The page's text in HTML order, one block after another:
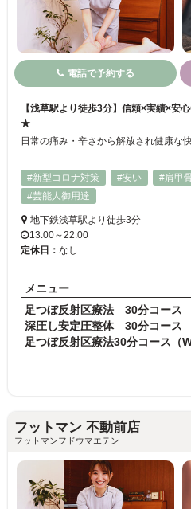
電話で予約する
【浅草駅より徒歩3分】信頼×実績×安
★
#新型コロナ対策
#安い #肩甲
#芸能人御用達
地下鉄浅草駅より徒歩3分
13:00～22:00
定休日： なし
メニュー
足つぼ反射区療法 30分コース
深圧し安定圧整体 30分コース
フットマン 不動前店
フットマンフドウマエテン